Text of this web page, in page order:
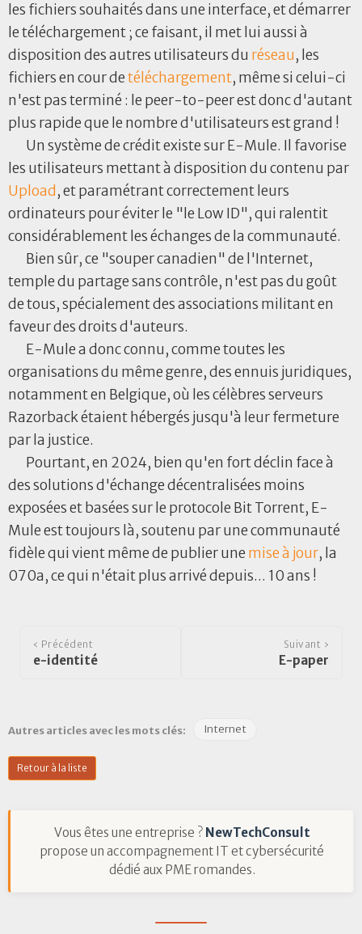
les fichiers souhaités dans une interface, et démarrer
le téléchargement ; ce faisant, il met lui aussi à
disposition des autres utilisateurs du réseau, les
fichiers en cour detéléchargement, même si celui-ci
n'est pas terminé : le peer-to-peer est donc d'autant
plus rapide que le nombre d'utilisateurs est grand !
Un système de crédit existe sur E-Mule. Il favorise
les utilisateurs mettant à disposition du contenu par
Upload , et paramétrant correctement leurs
ordinateurs pour éviter le "le Low ID", qui ralentit
considérablement les échanges de la communauté.
Bien sûr, ce "souper canadien" de l'Internet,
temple du partage sans contrôle, n'est pas du goût
de tous, spécialement des associations militant en
faveur des droits d'auteurs.
E-Mule a donc connu, comme toutes les
organisations du même genre, des ennuis juridiques,
notamment en Belgique, où les célèbres serveurs
Razorback étaient hébergés jusqu'à leur fermeture
par la justice.
Pourtant, en 2024, bien qu'en fort déclin face à
des solutions d'échange décentralisées moins
exposées et basées sur le protocole Bit Torrent, E-
Mule est toujours là, soutenu par une communauté
fidèle qui vient même de publier une mise à jour, la
070a, ce qui n'était plus arrivé depuis... 10 ans !
‹ Précédent
e-identité
Suivant ›
E-paper
Autres articles avec les mots clés: Internet
Retour à la liste
Vous êtes une entreprise ? NewTechConsult
propose un accompagnement IT et cybersécurité
dédié aux PME romandes.